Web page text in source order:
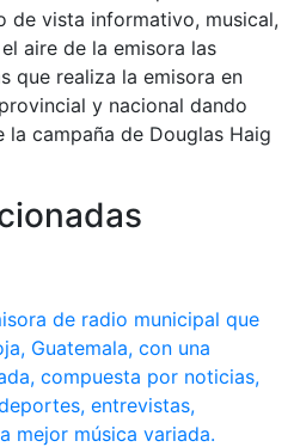
de vista informativo, musical,
aire de la emisora las
que realiza la emisora en
y nacional dando
campaña de Douglas Haig
de radio municipal que
Guatemala, con una
compuesta por noticias,
entrevistas,
mejor música variada.